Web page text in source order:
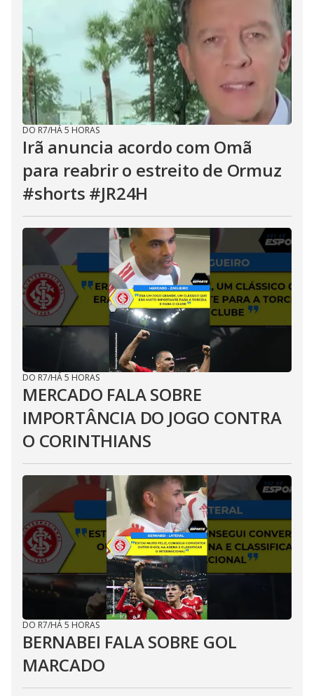
DO R7/HÁ 5 HORAS
Irã anuncia acordo com Omã
para reabrir o estreito de Ormuz
#shorts #JR24H
DO R7/HÁ 5 HORAS
MERCADO FALA SOBRE
IMPORTÂNCIA DO JOGO CONTRA
O CORINTHIANS
DO R7/HÁ 5 HORAS
BERNABEI FALA SOBRE GOL
MARCADO